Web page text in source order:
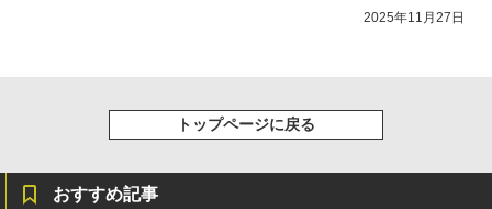
2025年11月27日
トップページに戻る
おすすめ記事